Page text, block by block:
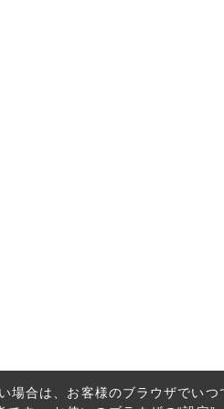
場合は、お客様のブラウザでいつ